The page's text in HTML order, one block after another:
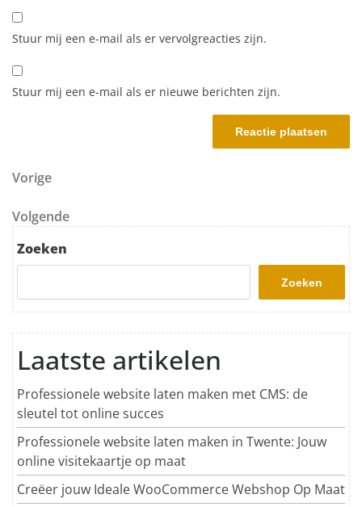
Stuur mij een e-mail als er vervolgreacties zijn.
Stuur mij een e-mail als er nieuwe berichten zijn.
Berichtnavigatie
Vorig bericht
Vorige
Volgend bericht
Volgende
Zoeken
Zoeken
Laatste artikelen
Professionele website laten maken met CMS: de
sleutel tot online succes
Professionele website laten maken in Twente: Jouw
online visitekaartje op maat
Creëer jouw Ideale WooCommerce Webshop Op Maat